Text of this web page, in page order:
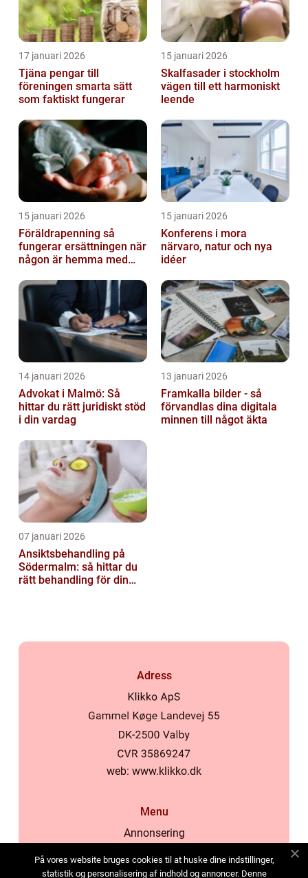
17 januari 2026
Tjäna pengar till
föreningen smarta sätt
som faktiskt fungerar
15 januari 2026
Skalfasader i stockholm
vägen till ett harmoniskt
leende
15 januari 2026
Föräldrapenning så
fungerar ersättningen när
någon är hemma med
15 januari 2026
Konferens i mora
närvaro, natur och nya
idéer
14 januari 2026
Advokat i Malmö: Så
hittar du rätt juridiskt stöd
i din vardag
13 januari 2026
Framkalla bilder - så
förvandlas dina digitala
minnen till något äkta
07 januari 2026
Ansiktsbehandling på
Södermalm: så hittar du
rätt behandling för din
Adress
web: www.klikko.dk
Menu
Annonsering
Cookies
På vores website bruges cookies til at huske dine indstillinger,
statistik og personalisering af indhold og annoncer. Denne